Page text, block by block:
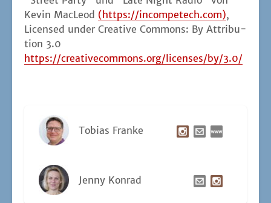
Kevin MacLeod (https://incompetech.com),
Licen­sed under Crea­ti­ve Com­mons: By Attri­bu­
ti­on 3.0
https://creativecommons.org/licenses/by/3.0/
Tobi­as Franke
Jen­ny Konrad